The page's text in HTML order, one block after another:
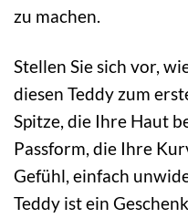
zu machen.
Stellen Sie sich vor,
diesen Teddy zum
Spitze, die Ihre Haut
Passform, die Ihre
Gefühl, einfach
Teddy ist ein